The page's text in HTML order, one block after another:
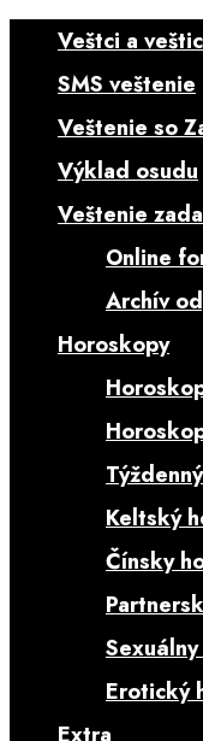
Veštci a
SMS veštenie
Veštenie so
Výklad osudu
Veštenie
Online
Archív
Horoskopy
Keltský
Čínsky
Erotický